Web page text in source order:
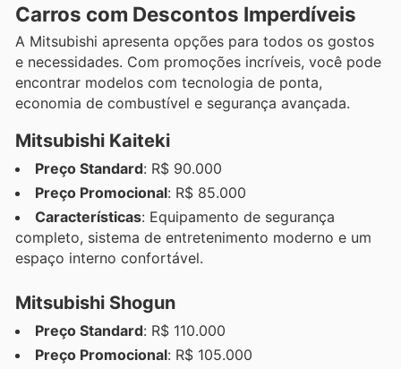
Carros com Descontos Imperdíveis
A Mitsubishi apresenta opções para todos os gostos
e necessidades. Com promoções incríveis, você pode
encontrar modelos com tecnologia de ponta,
economia de combustível e segurança avançada.
Mitsubishi Kaiteki
Preço Standard: R$ 90.000
Preço Promocional: R$ 85.000
Características: Equipamento de segurança
completo, sistema de entretenimento moderno e um
espaço interno confortável.
Mitsubishi Shogun
Preço Standard: R$ 110.000
Preço Promocional: R$ 105.000